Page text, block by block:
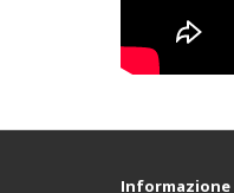
Informazione